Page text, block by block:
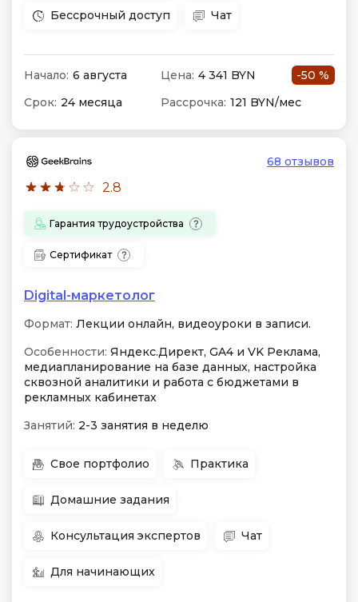
Бессрочный доступ Чат
Начало: 6 августа Цена: 4 341 BYN
-50 %
Срок: 24 месяца Рассрочка: 121 BYN/мес
2.8
68 отзывов
Гарантия трудоустройства
Сертификат
Digital-маркетолог
Формат: Лекции онлайн, видеоуроки в записи.
Особенности: Яндекс.Директ, GA4 и VK Реклама,
медиапланирование на базе данных, настройка
сквозной аналитики и работа с бюджетами в
рекламных кабинетах
Занятий: 2-3 занятия в неделю
Свое портфолио Практика
Домашние задания
Консультация экспертов Чат
Для начинающих